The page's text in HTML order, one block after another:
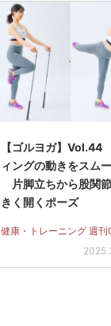
【ゴルヨガ】
ィングの動きをスム
片脚立ちから股関
きく開くポーズ
健康・トレーニング 週刊